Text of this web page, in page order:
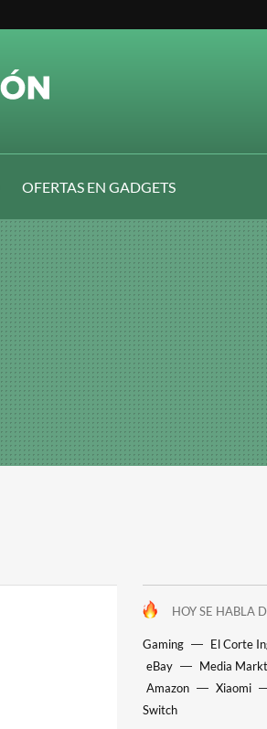
OFERTAS EN GADGETS
HOY SE HABLA
Gaming El Corte
eBay
Media Markt
Amazon
Xiaomi
Switch